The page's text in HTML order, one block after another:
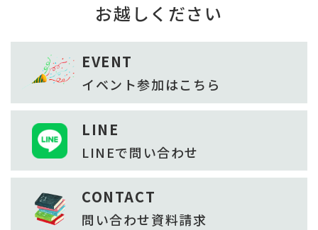
お越しください
EVENT
イベント参加はこちら
LINE
LINEで問い合わせ
CONTACT
問い合わせ資料請求